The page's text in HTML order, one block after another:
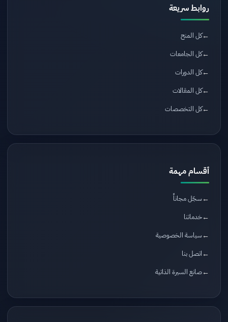
روابط سريعة
كل المنح
كل الجامعات
كل الدورات
كل المقالات
كل التخصصات
أقسام مهمة
سجّل مجاناً
خدماتنا
سياسة الخصوصية
اتصل بنا
صانع السيرة الذاتية